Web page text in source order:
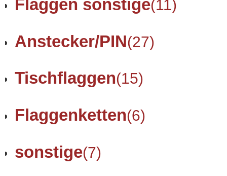
Flaggen sonstige(11)
Anstecker/PIN(27)
Tischflaggen(15)
Flaggenketten(6)
sonstige(7)